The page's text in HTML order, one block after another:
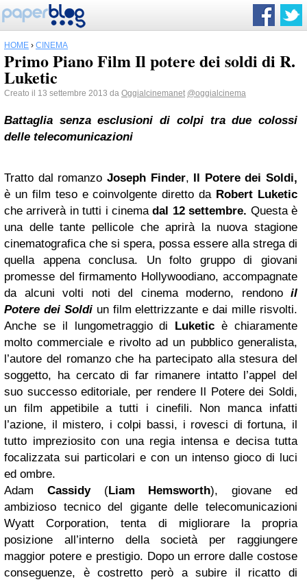
HOME › CINEMA
Primo Piano Film Il potere dei soldi di R.
Luketic
Creato il 13 settembre 2013 da Oggialcinemanet @oggialcinema
Battaglia senza esclusioni di colpi tra due colossi
delle telecomunicazioni
Tratto dal romanzo Joseph Finder, Il Potere dei Soldi,
è un film teso e coinvolgente diretto da Robert Luketic
che arriverà in tutti i cinemadal 12 settembre. Questa è
una delle tante pellicole che aprirà la nuova stagione
cinematografica che si spera, possa essere alla strega di
quella appena conclusa. Un folto gruppo di giovani
promesse del firmamento Hollywoodiano, accompagnate
da alcuni volti noti del cinema moderno, rendono il
Potere dei Soldiun film elettrizzante e dai mille risvolti.
Anche se il lungometraggio di Luketic è chiaramente
molto commerciale e rivolto ad un pubblico generalista,
l’autore del romanzo che ha partecipato alla stesura del
soggetto, ha cercato di far rimanere intatto l’appel del
suo successo editoriale, per rendere Il Potere dei Soldi,
un film appetibile a tutti i cinefili. Non manca infatti
l’azione, il mistero, i colpi bassi, i rovesci di fortuna, il
tutto impreziosito con una regia intensa e decisa tutta
focalizzata sui particolari e con un intenso gioco di luci
ed ombre.
Adam Cassidy(Liam Hemsworth), giovane ed
ambizioso tecnico del gigante delle telecomunicazioni
Wyatt Corporation, tenta di migliorare la propria
posizione all’interno della società per raggiungere
maggior potere e prestigio. Dopo un errore dalle costose
conseguenze, è costretto però a subire il ricatto di